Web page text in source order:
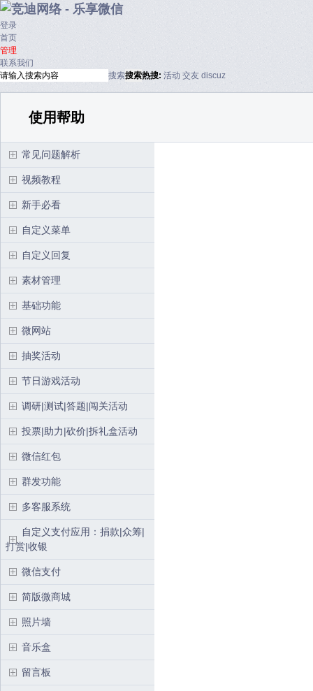
登录
首页
管理
联系我们
搜索搜索热搜: 活动 交友 discuz
使用帮助
常见问题解析
视频教程
新手必看
自定义菜单
自定义回复
素材管理
基础功能
微网站
抽奖活动
节日游戏活动
调研|测试|答题|闯关活动
投票|助力|砍价|拆礼盒活动
微信红包
群发功能
多客服系统
自定义支付应用：捐款|众筹|
打赏|收银
微信支付
简版微商城
照片墙
音乐盒
留言板